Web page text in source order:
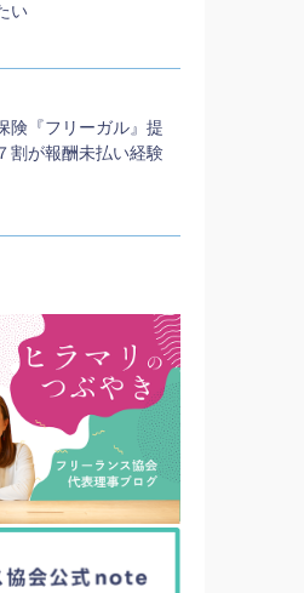
い
険『フリーガル』提
割が報酬未払い経験